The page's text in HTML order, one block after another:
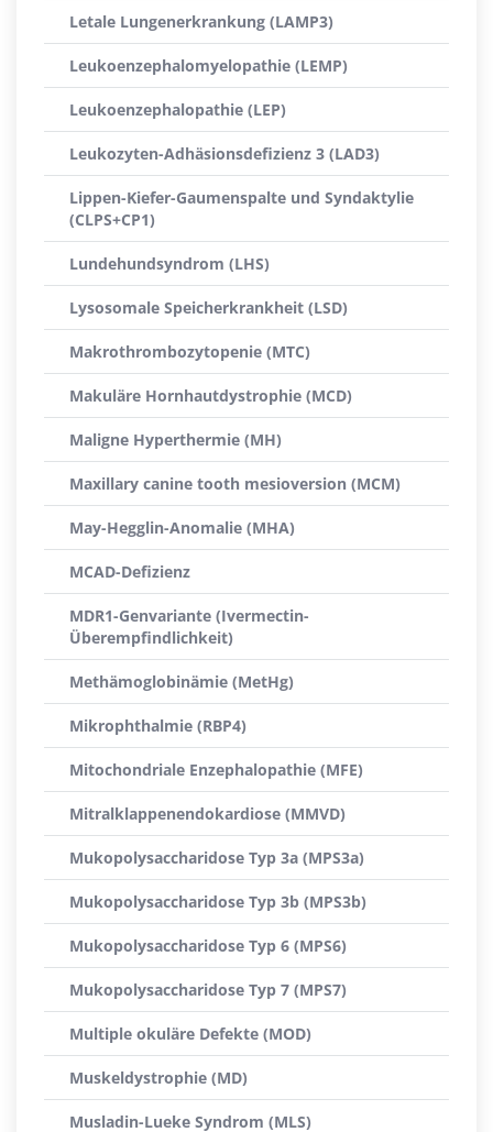
Letale Lungenerkrankung (LAMP3)
Leukoenzephalomyelopathie (LEMP)
Leukoenzephalopathie (LEP)
Leukozyten-Adhäsionsdefizienz 3 (LAD3)
Lippen-Kiefer-Gaumenspalte und Syndaktylie
(CLPS+CP1)
Lundehundsyndrom (LHS)
Lysosomale Speicherkrankheit (LSD)
Makrothrombozytopenie (MTC)
Makuläre Hornhautdystrophie (MCD)
Maligne Hyperthermie (MH)
Maxillary canine tooth mesioversion (MCM)
May-Hegglin-Anomalie (MHA)
MCAD-Defizienz
MDR1-Genvariante (Ivermectin-
Überempfindlichkeit)
Methämoglobinämie (MetHg)
Mikrophthalmie (RBP4)
Mitochondriale Enzephalopathie (MFE)
Mitralklappenendokardiose (MMVD)
Mukopolysaccharidose Typ 3a (MPS3a)
Mukopolysaccharidose Typ 3b (MPS3b)
Mukopolysaccharidose Typ 6 (MPS6)
Mukopolysaccharidose Typ 7 (MPS7)
Multiple okuläre Defekte (MOD)
Muskeldystrophie (MD)
Musladin-Lueke Syndrom (MLS)